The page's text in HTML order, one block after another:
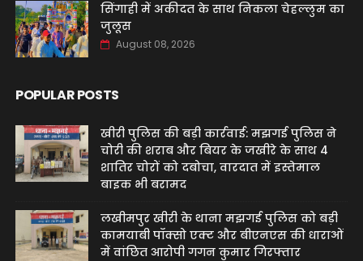
सिंगाही में अकीदत के साथ निकला चेहल्लुम का
जुलूस
August 08, 2026
POPULAR POSTS
खीरी पुलिस की बड़ी कार्रवाई: मझगई पुलिस ने
चोरी की शराब और बियर के जखीरे के साथ 4
शातिर चोरों को दबोचा, वारदात में इस्तेमाल
बाइक भी बरामद
लखीमपुर खीरी के थाना मझगई पुलिस को बड़ी
कामयाबी पॉक्सो एक्ट और बीएनएस की धाराओं
में वांछित आरोपी गगन कुमार गिरफ्तार